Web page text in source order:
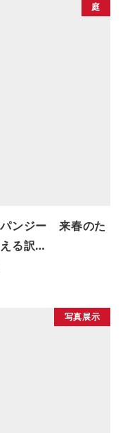
庭
ンジー 来春のた
る訳…
写真展示